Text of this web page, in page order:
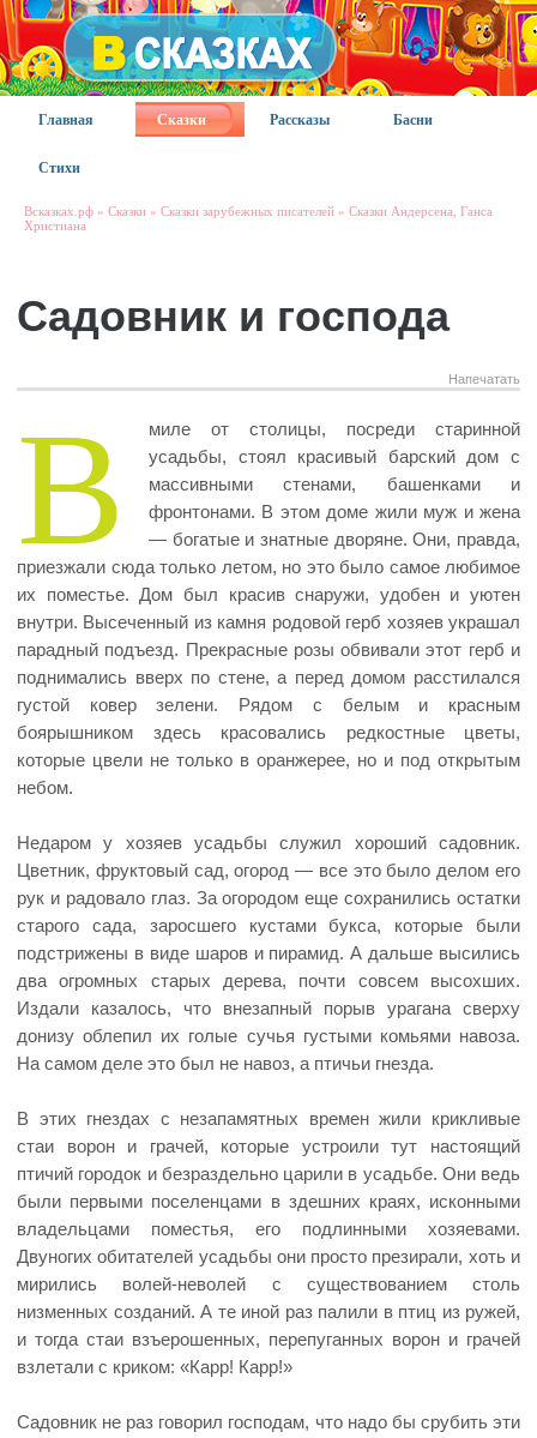
Главная Сказки Рассказы Басни
Стихи
Всказках.рф » Сказки » Сказки зарубежных писателей » Сказки Андерсена, Ганса
Христиана
Садовник и господа
Напечатать
В
миле от столицы, посреди старинной
усадьбы, стоял красивый барский дом с
массивными стенами, башенками и
фронтонами. В этом доме жили муж и жена
— богатые и знатные дворяне. Они, правда,
приезжали сюда только летом, но это было самое любимое
их поместье. Дом был красив снаружи, удобен и уютен
внутри. Высеченный из камня родовой герб хозяев украшал
парадный подъезд. Прекрасные розы обвивали этот герб и
поднимались вверх по стене, а перед домом расстилался
густой ковер зелени. Рядом с белым и красным
боярышником здесь красовались редкостные цветы,
которые цвели не только в оранжерее, но и под открытым
небом.
Недаром у хозяев усадьбы служил хороший садовник.
Цветник, фруктовый сад, огород — все это было делом его
рук и радовало глаз. За огородом еще сохранились остатки
старого сада, заросшего кустами букса, которые были
подстрижены в виде шаров и пирамид. А дальше высились
два огромных старых дерева, почти совсем высохших.
Издали казалось, что внезапный порыв урагана сверху
донизу облепил их голые сучья густыми комьями навоза.
На самом деле это был не навоз, а птичьи гнезда.
В этих гнездах с незапамятных времен жили крикливые
стаи ворон и грачей, которые устроили тут настоящий
птичий городок и безраздельно царили в усадьбе. Они ведь
были первыми поселенцами в здешних краях, исконными
владельцами поместья, его подлинными хозяевами.
Двуногих обитателей усадьбы они просто презирали, хоть и
мирились волей-неволей с существованием столь
низменных созданий. А те иной раз палили в птиц из ружей,
и тогда стаи взъерошенных, перепуганных ворон и грачей
взлетали с криком: «Карр! Карр!»
Садовник не раз говорил господам, что надо бы срубить эти